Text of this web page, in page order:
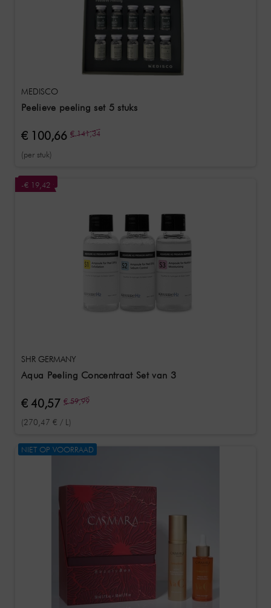
MEDISCO
Peelieve peeling set 5 stuks
€ 100,66 € 141,34
(per stuk)
ON SALE!
-€ 19,42
SHR GERMANY
Aqua Peeling Concentraat Set van 3
€ 40,57 € 59,99
(270,47 € / L)
NIET OP VOORRAAD